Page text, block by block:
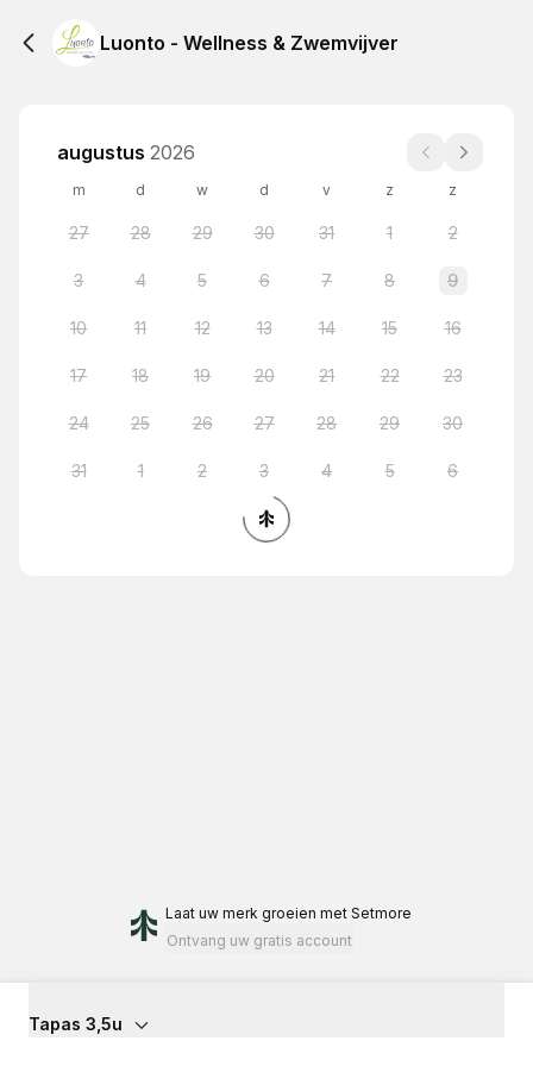
Luonto - Wellness & Zwemvijver
augustus 2026
m d w d v z z
27 28 29 30 31 1 2
3 4 5 6 7 8 9
10 11 12 13 14 15 16
17 18 19 20 21 22 23
24 25 26 27 28 29 30
31 1 2 3 4 5 6
Laat uw merk groeien met Setmore
Ontvang uw gratis account
Tapas 3,5u